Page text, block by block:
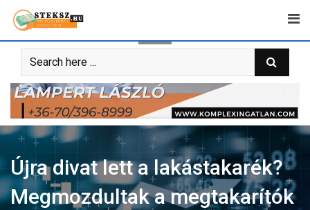
content
Újra divat lett a lakástakarék?
Megmozdultak a megtakarítók